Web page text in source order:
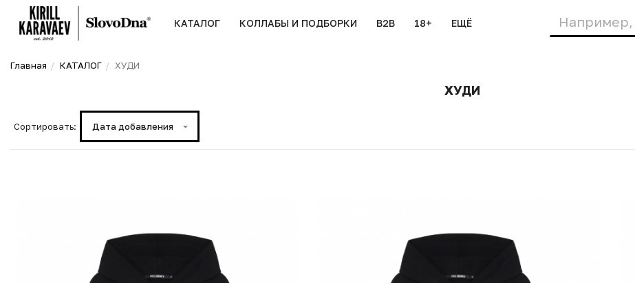
КАТАЛОГ КОЛЛАБЫ И ПОДБОРКИ B2B 18+ ЕЩЁ
Главная КАТАЛОГ ХУДИ
ХУДИ
Сортировать: Дата добавления